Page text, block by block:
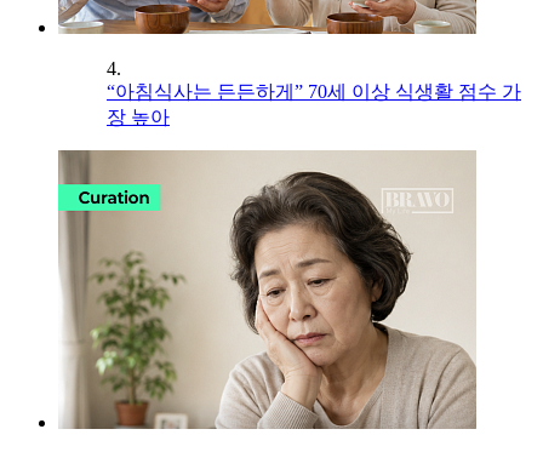
4.
“아침식사는 든든하게” 70세 이상 식생활 점수 가
장 높아